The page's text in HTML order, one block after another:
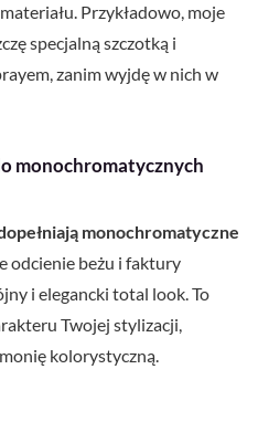
Przykładowo, moje
specjalną szczotką i
zanim wyjdę w nich w
monochromatycznych
monochromatyczne
odcienie beżu i faktury
i elegancki total look. To
Twojej stylizacji,
kolorystyczną.